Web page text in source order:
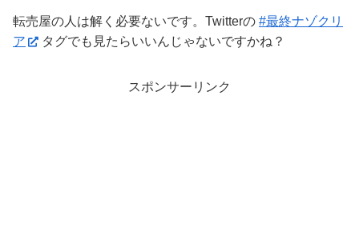
転売屋の人は解く必要ないです。Twitterの #最終ナゾクリ
ア
タグでも見たらいいんじゃないですかね？
スポンサーリンク